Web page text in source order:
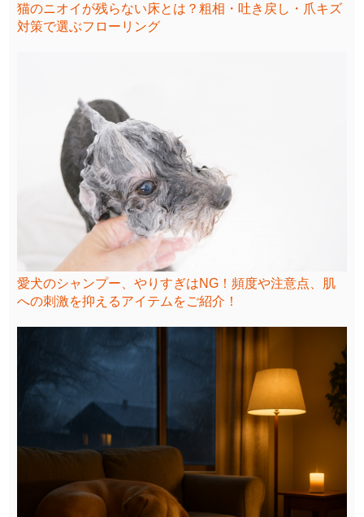
猫のニオイが残らない床とは？粗相・吐き戻し・爪キズ
対策で選ぶフローリング
愛犬のシャンプー、やりすぎはNG！頻度や注意点、肌
への刺激を抑えるアイテムをご紹介！